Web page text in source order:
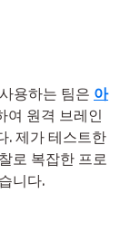
용하는 팀은 아
여 원격 브레인
. 제가 테스트한
로 복잡한 프로
니다.